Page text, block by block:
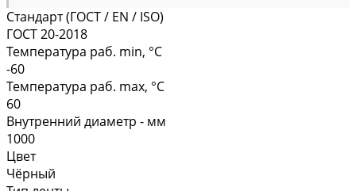
Стандарт (ГОСТ / EN / ISO)
ГОСТ 20-2018
Температура раб. min, °C
-60
Температура раб. max, °C
60
Внутренний диаметр - мм
1000
Цвет
Чёрный